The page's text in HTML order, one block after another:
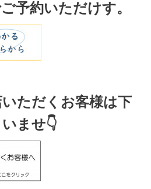
予約いただけす。
ただくお客様は下
ませ👇